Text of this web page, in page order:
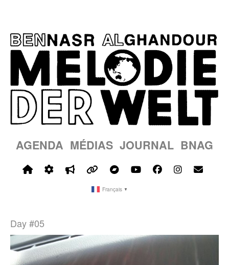
AGENDA MÉDIAS JOURNAL BNAG
Français ▼
Day #05